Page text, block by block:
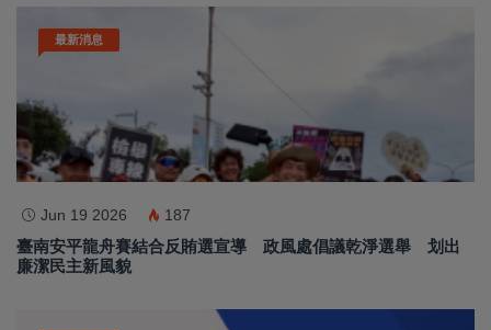
最新消息
Jun 19 2026 187
臺南安平龍舟賽結合反賄選宣導 政風處倡議乾淨選舉 划出
廉潔民主新風貌